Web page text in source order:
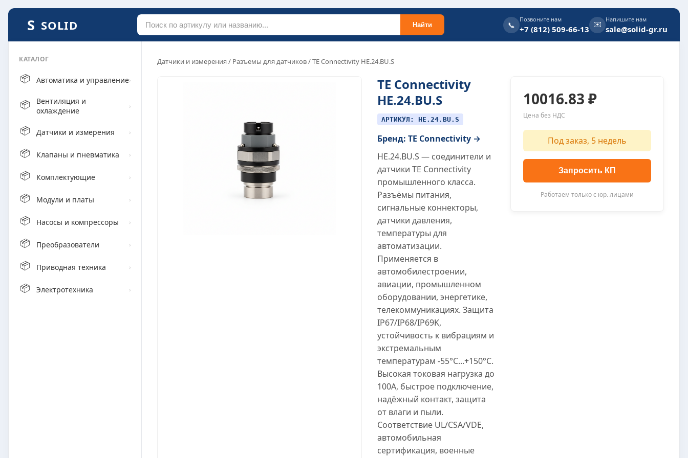
SOLID Найти 📞
Позвоните нам
+7 (812) 509-66-13
✉️ Напишите нам
sale@solid-gr.ru
КАТАЛОГ
📦 Автоматика и управление›
📦
Вентиляция и
охлаждение
›
📦 Датчики и измерения ›
📦 Клапаны и пневматика ›
📦 Комплектующие ›
📦 Модули и платы ›
📦 Насосы и компрессоры ›
📦 Преобразователи ›
📦 Приводная техника ›
📦 Электротехника ›
Датчики и измерения/ Разъемы для датчиков/ TE Connectivity HE.24.BU.S
TE Connectivity
HE.24.BU.S
АРТИКУЛ: HE.24.BU.S
Бренд: TE Connectivity →
HE.24.BU.S — соединители и
датчики TE Connectivity
промышленного класса.
Разъёмы питания,
сигнальные коннекторы,
датчики давления,
температуры для
автоматизации.
Применяется в
автомобилестроении,
авиации, промышленном
оборудовании, энергетике,
телекоммуникациях. Защита
IP67/IP68/IP69K,
устойчивость к вибрациям и
экстремальным
температурам -55°C...+150°C.
Высокая токовая нагрузка до
100A, быстрое подключение,
надёжный контакт, защита
от влаги и пыли.
Соответствие UL/CSA/VDE,
автомобильная
сертификация, военные
10016.83 ₽
Цена без НДС
Под заказ, 5 недель
Запросить КП
Работаем только с юр. лицами